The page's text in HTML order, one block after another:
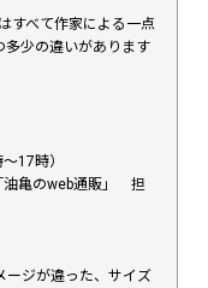
すべて作家による一点
多少の違いがあります
17時）
油亀のweb通販」 担
ージが違った、サイズ